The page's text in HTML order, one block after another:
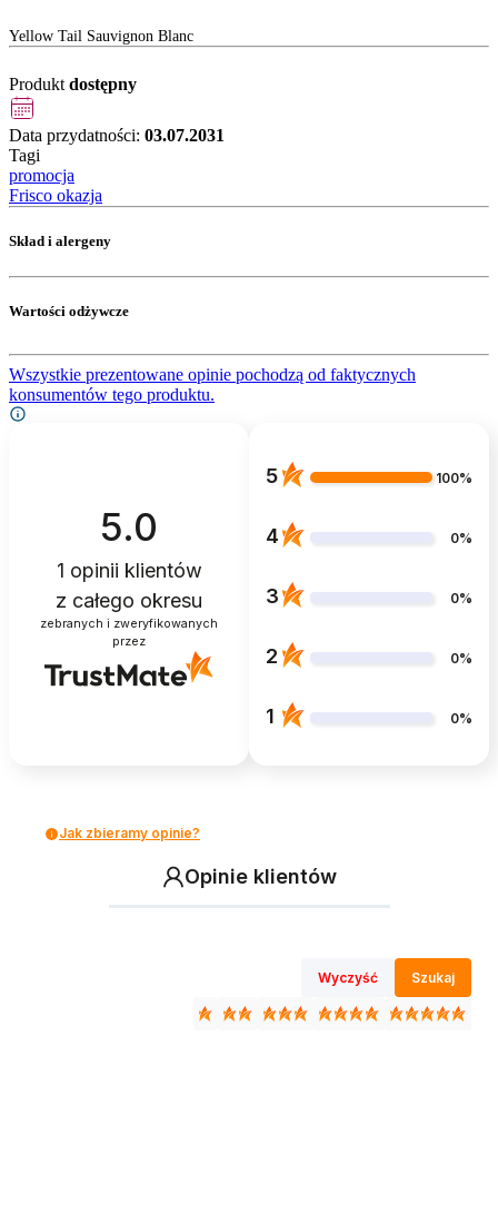
Yellow Tail Sauvignon Blanc
Produkt dostępny
Data przydatności: 03.07.2031
Tagi
promocja
Frisco okazja
Skład i alergeny
Wartości odżywcze
Wszystkie prezentowane opinie pochodzą od faktycznych
konsumentów tego produktu.
5.0
1 opinii klientów
z całego okresu
zebranych i zweryfikowanych
przez
5 100%
4 0%
3 0%
2 0%
1 0%
Jak zbieramy opinie?
Opinie klientów
Wyczyść Szukaj